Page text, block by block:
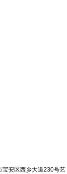
宝安区西乡大道230号艺